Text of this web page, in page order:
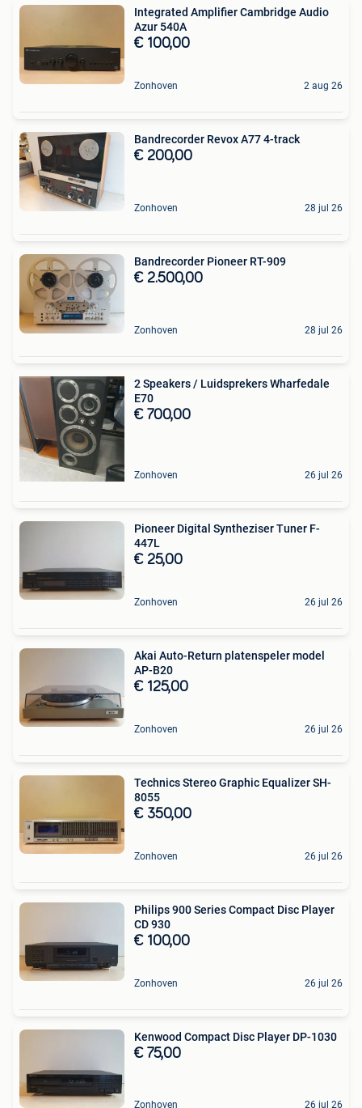
Integrated Amplifier Cambridge Audio
Azur 540A
€ 100,00
Zonhoven 2 aug 26
Bandrecorder Revox A77 4-track
€ 200,00
Zonhoven 28 jul 26
Bandrecorder Pioneer RT-909
€ 2.500,00
Zonhoven 28 jul 26
2 Speakers / Luidsprekers Wharfedale
E70
€ 700,00
Zonhoven 26 jul 26
Pioneer Digital Syntheziser Tuner F-
447L
€ 25,00
Zonhoven 26 jul 26
Akai Auto-Return platenspeler model
AP-B20
€ 125,00
Zonhoven 26 jul 26
Technics Stereo Graphic Equalizer SH-
8055
€ 350,00
Zonhoven 26 jul 26
Philips 900 Series Compact Disc Player
CD 930
€ 100,00
Zonhoven 26 jul 26
Kenwood Compact Disc Player DP-1030
€ 75,00
Zonhoven 26 jul 26